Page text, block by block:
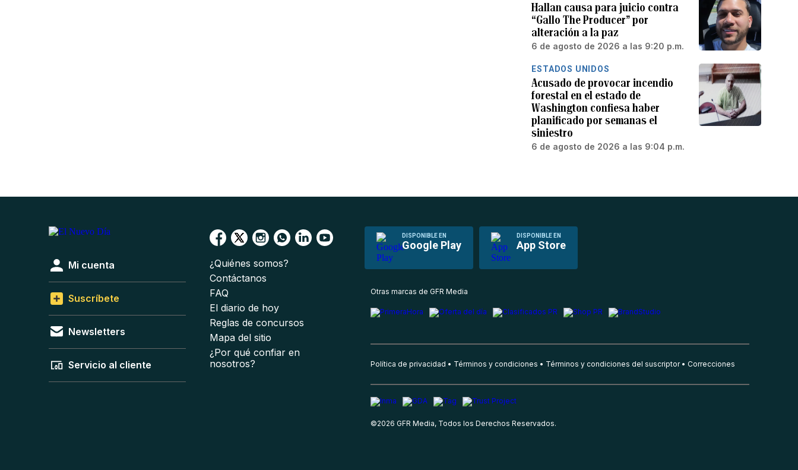
Hallan causa para juicio contra
“Gallo The Producer” por
alteración a la paz
6 de agosto de 2026 a las 9:20 p.m.
ESTADOS UNIDOS
Acusado de provocar incendio
forestal en el estado de
Washington confiesa haber
planificado por semanas el
siniestro
6 de agosto de 2026 a las 9:04 p.m.
DISPONIBLE EN
Google Play
DISPONIBLE EN
App Store
Mi cuenta
Suscríbete
Newsletters
Servicio al cliente
¿Quiénes somos?
Contáctanos
FAQ
El diario de hoy
Reglas de concursos
Mapa del sitio
¿Por qué confiar en
nosotros?
Otras marcas de GFR Media
Política de privacidad Términos y condiciones Términos y condiciones del suscriptor Correcciones
©2026 GFR Media, Todos los Derechos Reservados.